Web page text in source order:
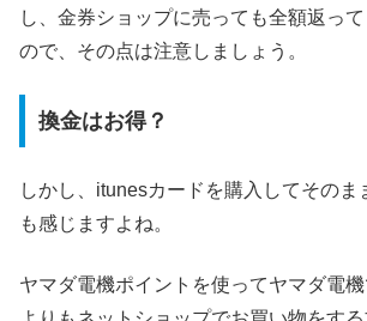
し、金券ショップに売っても全額返っ
ので、その点は注意しましょう。
換金はお得？
しかし、itunesカードを購入してそのま
も感じますよね。
ヤマダ電機ポイントを使ってヤマダ電